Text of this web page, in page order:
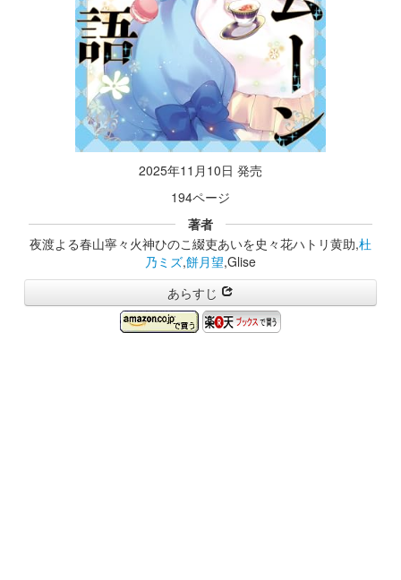
2025年11月10日 発売
194ページ
著者
夜渡よる春山寧々火神ひのこ綴吏あいを史々花ハトリ黄助,杜
乃ミズ,餅月望,Glise
あらすじ